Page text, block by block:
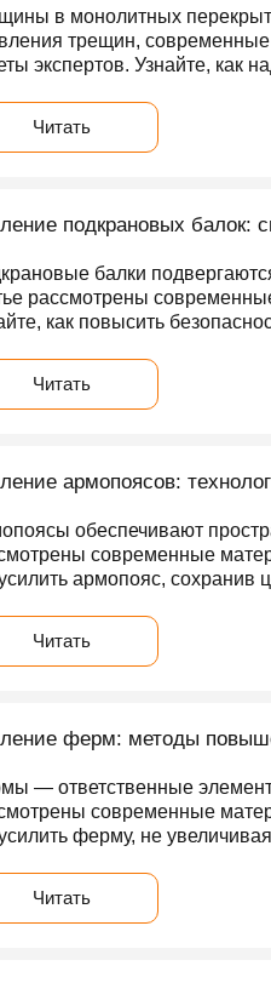
в монолитных
трещин, современные
экспертов. Узнайте, как
Читать
подкрановых балок:
балки
рассмотрены
как повысить
Читать
армопоясов:
обеспечивают
современные
армопояс, сохранив
Читать
ферм: методы
— ответственные
современные
ферму, не
Читать